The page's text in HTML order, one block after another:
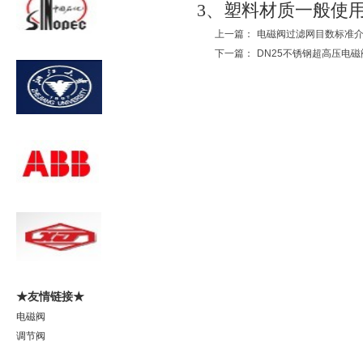
★友情链接★
电磁阀
调节阀
3、塑料材质一般使
上一篇：
电磁阀过滤网目数标准
下一篇：
DN25不锈钢超高压电